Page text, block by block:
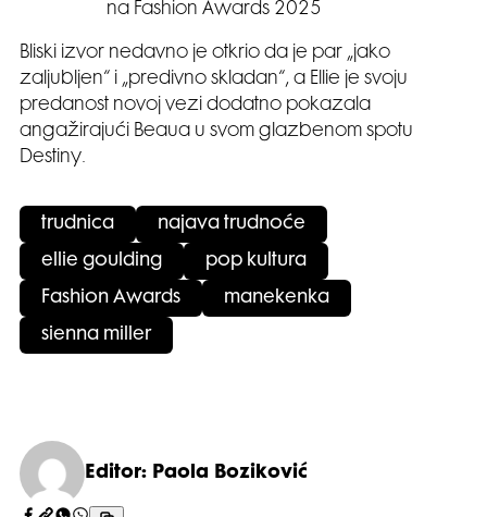
na Fashion Awards 2025
Bliski izvor nedavno je otkrio da je par „jako
zaljubljen“ i „predivno skladan“, a Ellie je svoju
predanost novoj vezi dodatno pokazala
angažirajući Beaua u svom glazbenom spotu
Destiny.
trudnica najava trudnoće
ellie goulding pop kultura
Fashion Awards manekenka
sienna miller
Editor: Paola Boziković